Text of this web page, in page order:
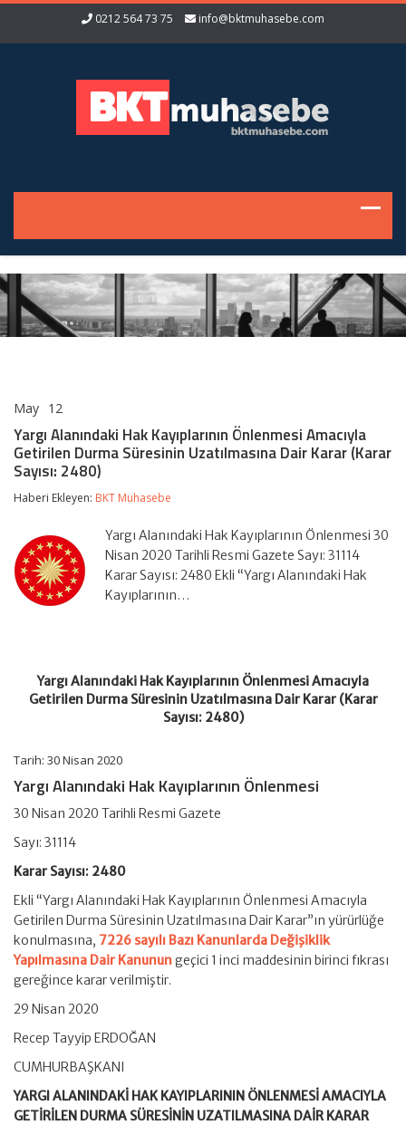
0212 564 73 75 info@bktmuhasebe.com
May 12
Hak
Kayıplarının
Önlenmesi
Getirilen
Süresinin
Uzatılmasına
Dair
Karar
(Karar
Yargı Alanındaki Hak Kayıplarının Önlenmesi Amacıyla
Getirilen Durma Süresinin Uzatılmasına Dair Karar (Karar
Sayısı: 2480)
Haberi Ekleyen: BKT Muhasebe
Yargı Alanındaki Hak Kayıplarının Önlenmesi 30
Nisan 2020 Tarihli Resmi Gazete Sayı: 31114
Karar Sayısı: 2480 Ekli “Yargı Alanındaki Hak
Kayıplarının…
Yargı Alanındaki Hak Kayıplarının Önlenmesi Amacıyla
Getirilen Durma Süresinin Uzatılmasına Dair Karar (Karar
Sayısı: 2480)
Tarih: 30 Nisan 2020
Yargı Alanındaki Hak Kayıplarının Önlenmesi
30 Nisan 2020 Tarihli Resmi Gazete
Sayı: 31114
Karar Sayısı: 2480
Ekli “Yargı Alanındaki Hak Kayıplarının Önlenmesi Amacıyla
Getirilen Durma Süresinin Uzatılmasına Dair Karar”ın yürürlüğe
konulmasına, 7226 sayılı Bazı Kanunlarda Değişiklik
Yapılmasına Dair Kanunungeçici 1 inci maddesinin birinci fıkrası
gereğince karar verilmiştir.
29 Nisan 2020
Recep Tayyip ERDOĞAN
CUMHURBAŞKANI
YARGI ALANINDAKİ HAK KAYIPLARININ ÖNLENMESİ AMACIYLA
GETİRİLEN DURMA SÜRESİNİN UZATILMASINA DAİR KARAR